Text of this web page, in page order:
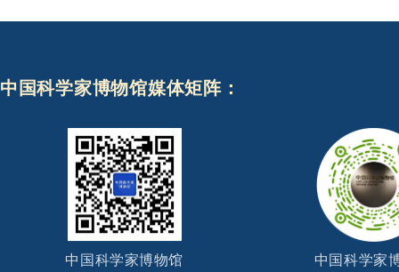
中国科学家博物馆媒体矩阵：
中国科学家博物馆 中国科学家